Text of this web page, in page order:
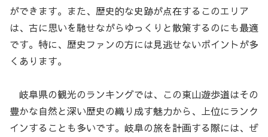
ができます。また、歴史的な史跡が点在するこのエリア
は、古に思いを馳せながらゆっくりと散策するのにも最適
です。特に、歴史ファンの方には見逃せないポイントが多
くあります。
岐阜県の観光のランキングでは、この東山遊歩道はその
豊かな自然と深い歴史の織り成す魅力から、上位にランク
インすることも多いです。岐阜の旅を計画する際には、ぜ